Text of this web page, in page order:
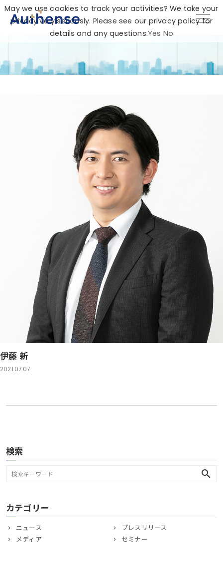
伊藤 新
2021.07.07
検索
search
カテゴリー
ニュース
プレスリリース
メディア
セミナー
May we use cookies to track your activities? We take your
privacy very seriously. Please see our privacy policy for
details and any questions.Yes No